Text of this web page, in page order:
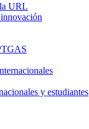
URL
y estudiantes